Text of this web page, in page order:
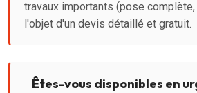
travaux importants (pose
l'objet d'un devis détaillé et gratuit.
Êtes-vous disponibles en